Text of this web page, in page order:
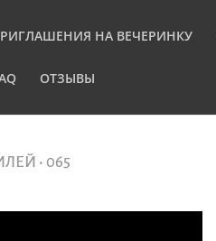
НА ВЕЧЕРИНКУ
ОТЗЫВЫ
• 065